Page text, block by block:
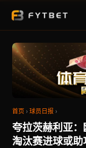
首页 › 球员日报 ›
夸拉茨赫利亚
淘汰赛进球或助